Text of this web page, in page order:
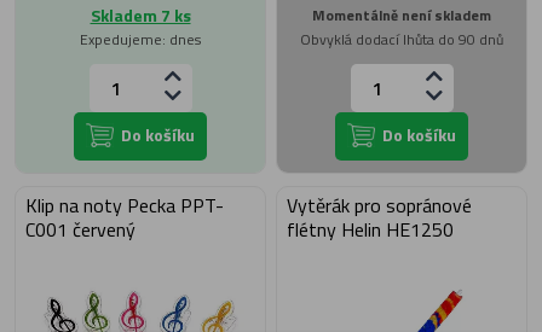
Skladem 7 ks
Expedujeme: dnes
Do košíku
Momentálně není skladem
Obvyklá dodací lhůta do 90 dnů
Do košíku
Klip na noty Pecka PPT-
C001 červený
Vytěrák pro sopránové
flétny Helin HE1250